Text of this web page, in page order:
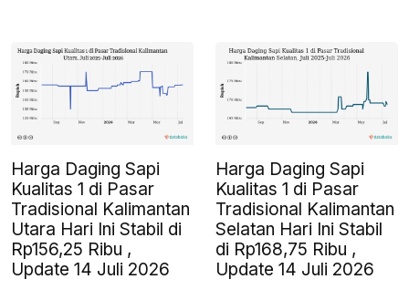
Harga Daging Sapi
Kualitas 1 di Pasar
Tradisional Kalimantan
Utara Hari Ini Stabil di
Rp156,25 Ribu ,
Update 14 Juli 2026
Harga Daging Sapi
Kualitas 1 di Pasar
Tradisional Kalimantan
Selatan Hari Ini Stabil
di Rp168,75 Ribu ,
Update 14 Juli 2026